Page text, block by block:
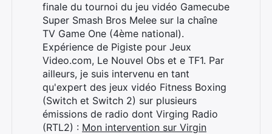
finale du tournoi du jeu vidéo Gamecube
Super Smash Bros Melee sur la chaîne
TV Game One (4ème national).
Expérience de Pigiste pour Jeux
Video.com, Le Nouvel Obs et e TF1. Par
ailleurs, je suis intervenu en tant
qu'expert des jeux vidéo Fitness Boxing
(Switch et Switch 2) sur plusieurs
émissions de radio dont Virging Radio
(RTL2) : Mon intervention sur Virgin
Rechercher
: